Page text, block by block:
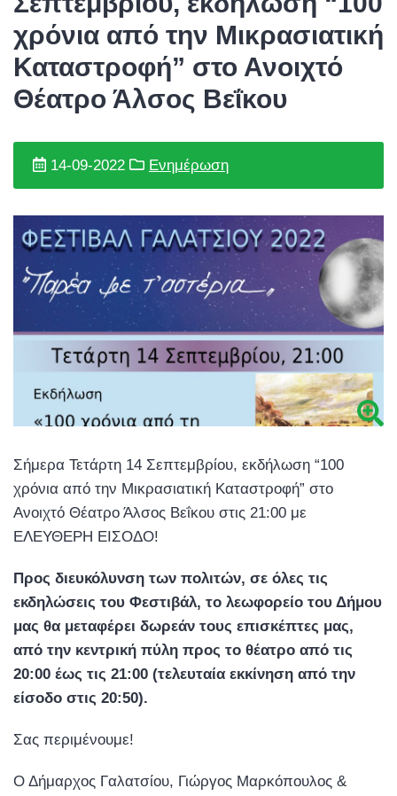
χρόνια από την Μικρασιατική
Καταστροφή” στο Ανοιχτό
Θέατρο Άλσος Βεΐκου
14-09-2022 Ενημέρωση
Σήμερα Τετάρτη 14 Σεπτεμβρίου, εκδήλωση “100
χρόνια από την Μικρασιατική Καταστροφή” στο
Ανοιχτό Θέατρο Άλσος Βεΐκου στις 21:00 με
ΕΛΕΥΘΕΡΗ ΕΙΣΟΔΟ!
Προς διευκόλυνση των πολιτών, σε όλες τις
εκδηλώσεις του Φεστιβάλ, το λεωφορείο του Δήμου
μας θα μεταφέρει δωρεάν τους επισκέπτες μας,
από την κεντρική πύλη προς το θέατρο από τις
20:00 έως τις 21:00 (τελευταία εκκίνηση από την
είσοδο στις 20:50).
Σας περιμένουμε!
Ο Δήμαρχος Γαλατσίου, Γιώργος Μαρκόπουλος &